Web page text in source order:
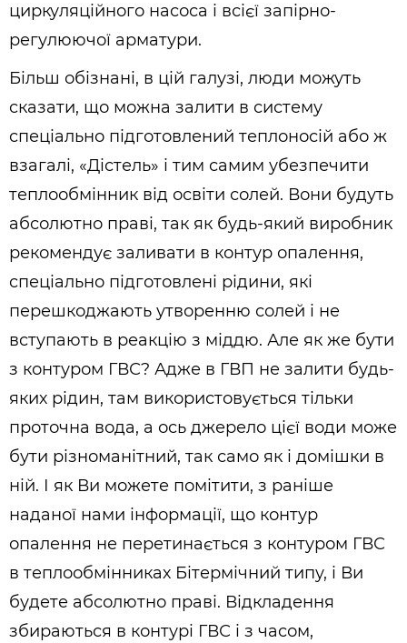
циркуляційного насоса і всієї запірно-
регулюючої арматури.
Більш обізнані, в цій галузі, люди можуть
сказати, що можна залити в систему
спеціально підготовлений теплоносій або ж
взагалі, «Дістель» і тим самим убезпечити
теплообмінник від освіти солей. Вони будуть
абсолютно праві, так як будь-який виробник
рекомендує заливати в контур опалення,
спеціально підготовлені рідини, які
перешкоджають утворенню солей і не
вступають в реакцію з міддю. Але як же бути
з контуром ГВС? Адже в ГВП не залити будь-
яких рідин, там використовується тільки
проточна вода, а ось джерело цієї води може
бути різноманітний, так само як і домішки в
ній. І як Ви можете помітити, з раніше
наданої нами інформації, що контур
опалення не перетинається з контуром ГВС
в теплообмінниках Бітермічний типу, і Ви
будете абсолютно праві. Відкладення
збираються в контурі ГВС і з часом,